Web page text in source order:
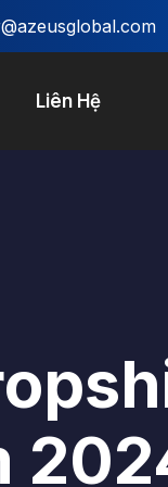
Liên Hệ